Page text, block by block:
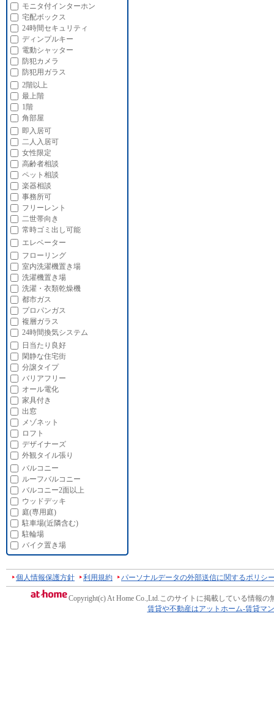
モニタ付インターホン
宅配ボックス
24時間セキュリティ
ディンプルキー
電動シャッター
防犯カメラ
防犯用ガラス
2階以上
最上階
1階
角部屋
即入居可
二人入居可
女性限定
高齢者相談
ペット相談
楽器相談
事務所可
フリーレント
二世帯向き
常時ゴミ出し可能
エレベーター
フローリング
室内洗濯機置き場
洗濯機置き場
洗濯・衣類乾燥機
都市ガス
プロパンガス
複層ガラス
24時間換気システム
日当たり良好
閑静な住宅街
分譲タイプ
バリアフリー
オール電化
家具付き
出窓
メゾネット
ロフト
デザイナーズ
外観タイル張り
バルコニー
ルーフバルコニー
バルコニー2面以上
ウッドデッキ
庭(専用庭)
駐車場(近隣含む)
駐輪場
バイク置き場
個人情報保護方針 利用規約 パーソナルデータの外部送信に関するポリシ
Copyright(c) At Home Co.,Ltd.このサイトに掲載している情報の
賃貸や不動産はアットホーム-賃貸マ